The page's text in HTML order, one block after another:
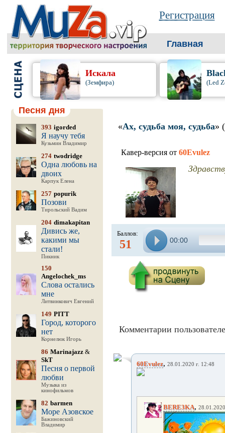
Регистрация
Главная
Искала
(Земфира) (Led
Песня дня
393 igorded
Я научу тебя
Кузьмин Владимир
274 twodridge
Одна любовь на
двоих
Карпук Елена
257 popurik
Позови
Тирольский Вадим
204 dimakapitan
Дивись же,
какими мы
стали!
Пикник
150
Angelochek_ms
Слова остались
мне
Литвинкович Евгений
149 PITT
Город, которого
нет
Корнелюк Игорь
86 Marinajazz&
SkT
Песня о первой
любви
Музыка из
кинофильмов
82 barmen
Море Азовское
Бажиновский
Владимир
«Ах, судьба моя, судьба»
Кавер-версия от 60Evulez
Баллов:
51 00:00
Комментарии
60Evulez, 28.01.2020 г. 12:48
BERE3KA,